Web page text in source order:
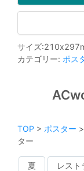
サイズ:210x297
カテゴリー: ポス
TOP > ポスター >
ター
夏 レスト